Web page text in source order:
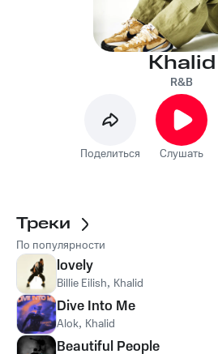
Khalid
R&B
Поделиться Слушать
Треки
По популярности
lovely
Billie Eilish, Khalid
Dive Into Me
Alok, Khalid
Beautiful People